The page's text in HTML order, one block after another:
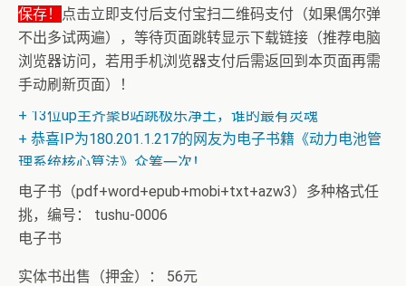
保存！
点击立即支付后支付宝扫二维码支付（如果偶尔弹
不出多试两遍），等待页面跳转显示下载链接（推荐电脑
浏览器访问，若用手机浏览器支付后需返回到本页面再需
手动刷新页面）！
+ 恭喜IP为180.201.1.217的网友为电子书籍《动力电池管
理系统核心算法》众筹一次！
+ 13位up主齐聚B站跳极乐净土，谁的最有灵魂
+ 恭喜IP为180.201.1.217的网友为电子书籍《动力电池管
理系统核心算法》众筹一次！
电子书（pdf+word+epub+mobi+txt+azw3）多种格式任
挑，编号： tushu-0006
电子书
实体书出售（押金）： 56元